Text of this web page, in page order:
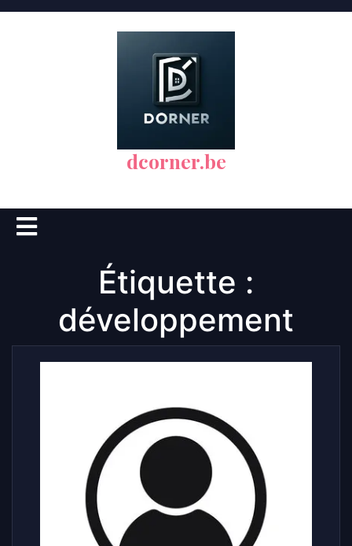
dcorner.be
Open
Button
Étiquette :
développement